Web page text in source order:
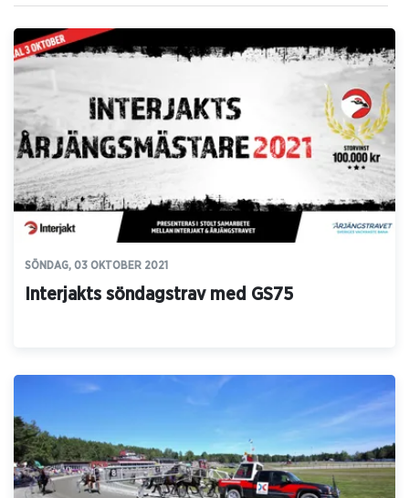
SÖNDAG, 03 OKTOBER 2021
Interjakts söndagstrav med GS75